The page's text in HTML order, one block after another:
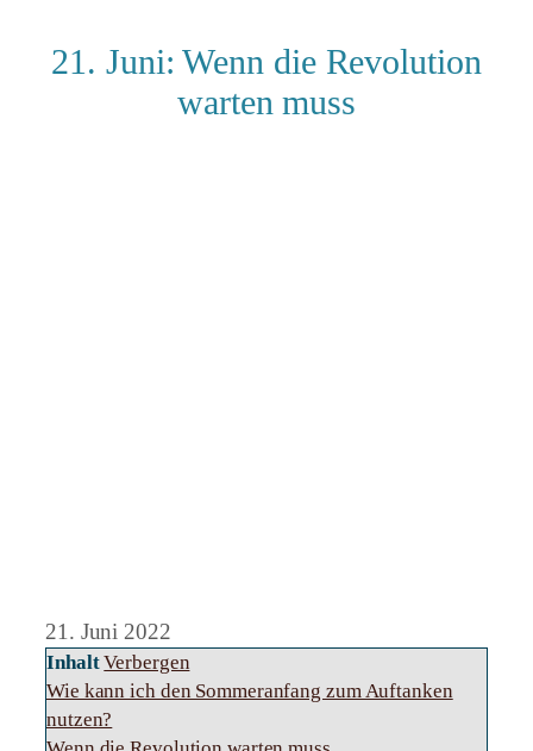
21. Juni: Wenn die Revolution
warten muss
21. Juni 2022
Inhalt Verbergen
Wie kann ich den Sommeranfang zum Auftanken
nutzen?